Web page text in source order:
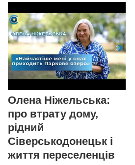
Олена Ніжельська:
про втрату дому,
рідний
Сіверськодонецьк і
життя переселенців